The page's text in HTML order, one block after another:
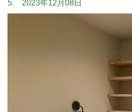
5. 2023年12月08日